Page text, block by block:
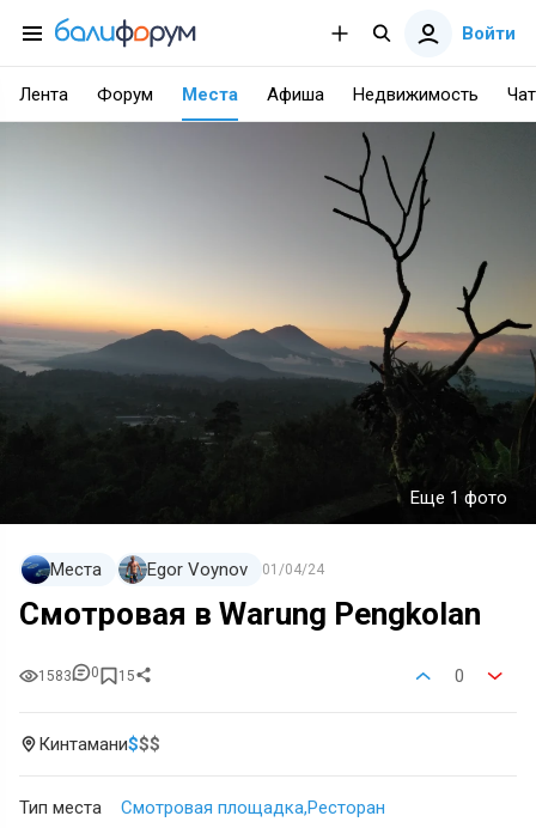
Войти
Лента Форум Места Афиша Недвижимость Чат
Еще 1 фото
Места Egor Voynov 01/04/24
Смотровая в Warung Pengkolan
1583 0 15 0
Кинтамани$$$
Тип места Смотровая площадкаРесторан